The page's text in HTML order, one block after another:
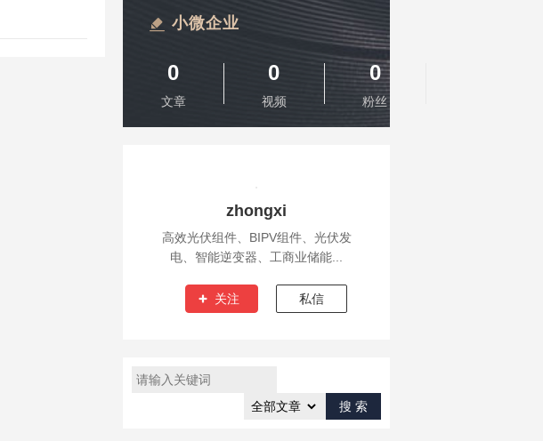
小微企业
0
文章
0
视频
0
粉丝
zhongxi
高效光伏组件、BIPV组件、光伏发
电、智能逆变器、工商业储能...
关注 私信